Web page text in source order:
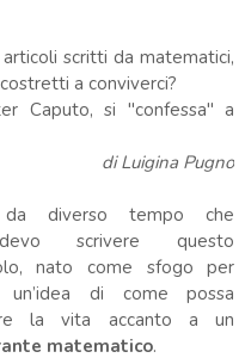
scritti da matematici,
a conviverci?
Caputo, si "confessa" a
di Luigina Pugno
diverso tempo che
scrivere questo
nato come sfogo per
un’idea di come possa
la vita accanto a un
matematico.